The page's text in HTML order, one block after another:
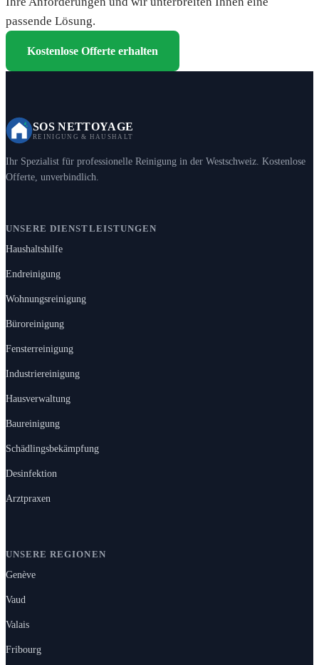
passende Lösung.
Kostenlose Offerte erhalten
SOS NETTOYAGE
REINIGUNG & HAUSHALT
Ihr Spezialist für professionelle Reinigung in der Westschweiz. Kostenlose
Offerte, unverbindlich.
UNSERE DIENSTLEISTUNGEN
Haushaltshilfe
Endreinigung
Wohnungsreinigung
Büroreinigung
Fensterreinigung
Industriereinigung
Hausverwaltung
Baureinigung
Schädlingsbekämpfung
Desinfektion
Arztpraxen
UNSERE REGIONEN
Genève
Vaud
Valais
Fribourg